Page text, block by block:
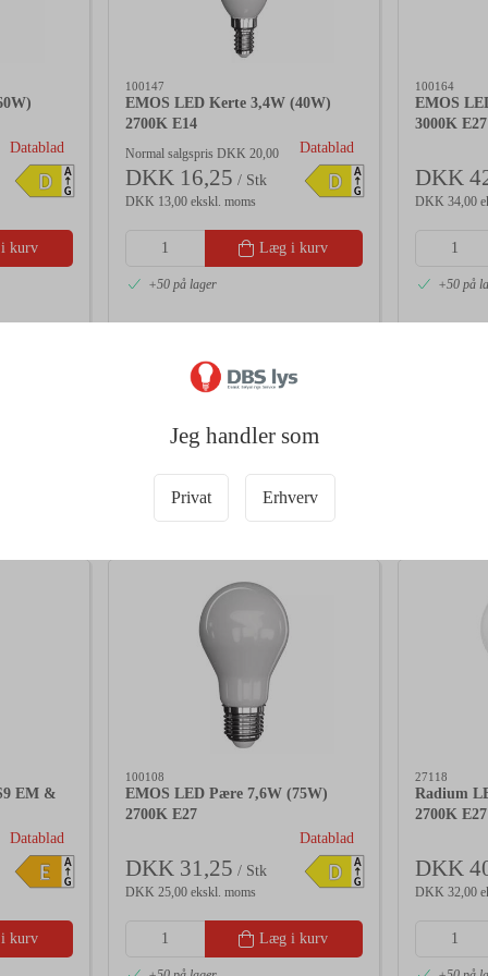
Jeg handler som
Privat Erhverv
Datablad
D A
G
kurv
100147
EMOS LED Kerte 3,4W (40W)
2700K E14
Normal salgspris DKK 20,00
DKK 16,25 / Stk
Datablad
D A
G
DKK 13,00 ekskl. moms
Læg i kurv
+50 på lager
100164
EMOS
3000K E27
DKK
DKK 34,00
+50 på
Bedstsælgende varer i Lyskilder
EM &
Datablad
E A
G
kurv
100108
EMOS LED Pære 7,6W (75W)
2700K E27
DKK 31,25 / Stk
Datablad
D A
G
DKK 25,00 ekskl. moms
Læg i kurv
27118
Radium
2700K E27
DKK
DKK 32,00